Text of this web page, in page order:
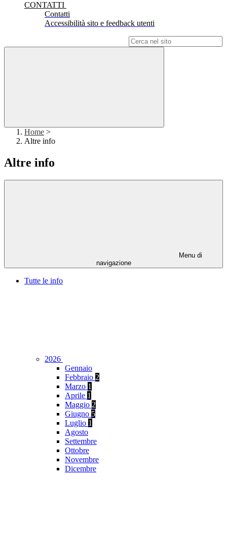
CONTATTI
Contatti
Accessibilità sito e feedback utenti
Home >
Altre info
Altre info
Menu di
navigazione
Tutte le info
2026
Gennaio
Febbraio 2
Marzo 1
Aprile 1
Maggio 2
Giugno 5
Luglio 1
Agosto
Settembre
Ottobre
Novembre
Dicembre